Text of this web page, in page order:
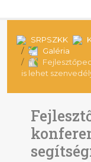
SRPSZKK
Galéria
is lehet